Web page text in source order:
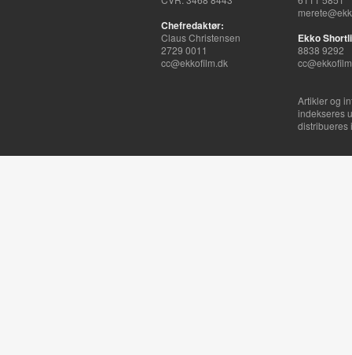
Chefredaktør:
Claus Christensen
2729 0011
cc@ekkofilm.dk
Ekko
8838 9292
Artikler og
indekseres
distribueres